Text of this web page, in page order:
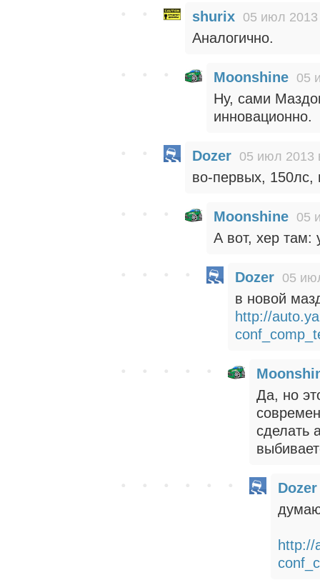
shurix 05 июл
Аналогично.
Moonshine 05
Ну, сами
инновационно.
Dozer 05 июл 2013
во-первых, 150лс,
Moonshine 05
А вот, хер там:
Dozer 05
в новой
http://
Да, но
сделать
Dozer
http://